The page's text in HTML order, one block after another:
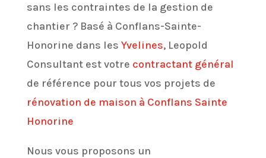
sans les contraintes de la gestion de
chantier ? Basé à Conflans-Sainte-
Honorine dans les Yvelines, Leopold
Consultant est votre contractant général
de référence pour tous vos projets de
rénovation de maison à Conflans Sainte
Honorine
Nous vous proposons un